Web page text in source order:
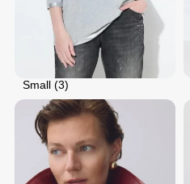
Small (3)